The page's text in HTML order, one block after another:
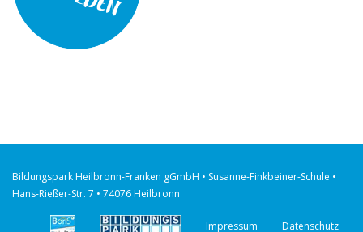
Bildungspark Heilbronn-Franken gGmbH • Susanne-Finkbeiner-Schule •
Hans-Rießer-Str. 7 • 74076 Heilbronn
Impressum Datenschutz